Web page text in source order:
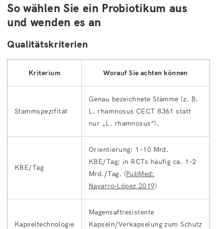
So wählen Sie ein Probiotikum aus
und wenden es an
Qualitätskriterien
Kriterium Worauf Sie achten können
Stammspezifität
Genau bezeichnete Stämme (z. B.
L. rhamnosus CECT 8361 statt
nur „L. rhamnosus“).
KBE/Tag
Orientierung: 1–10 Mrd.
KBE/Tag; in RCTs häufig ca. 1–2
Mrd./Tag. (PubMed:
Navarro‑López 2019)
Kapseltechnologie
Magensaftresistente
Kapseln/Verkapselung zum Schutz